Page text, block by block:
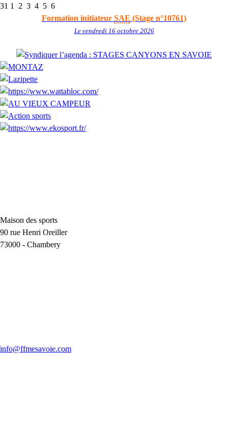
31 1 2 3 4 5 6
Formation initiateur SAE (Stage n°10761)
Le vendredi 16 octobre 2026
Maison des sports
90 rue Henri Oreiller
73000 - Chambery
info@ffmesavoie.com